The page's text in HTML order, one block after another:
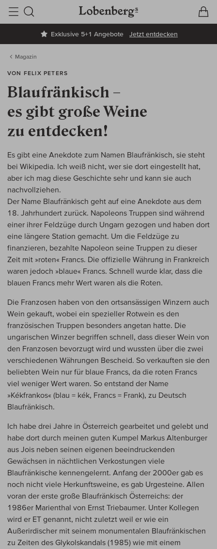
Exklusive 5+1 Angebote Jetzt entdecken
Suche
Magazin
VON FELIX PETERS
Blaufränkisch –
es gibt große Weine
zu entdecken!
Es gibt eine Anekdote zum Namen Blaufränkisch, sie steht
bei Wikipedia. Ich weiß nicht, wer sie dort eingestellt hat,
aber ich mag diese Geschichte sehr und kann sie auch
nachvollziehen.
Der Name Blaufränkisch geht auf eine Anekdote aus dem
18. Jahrhundert zurück. Napoleons Truppen sind während
einer ihrer Feldzüge durch Ungarn gezogen und haben dort
eine längere Station gemacht. Um die Feldzüge zu
finanzieren, bezahlte Napoleon seine Truppen zu dieser
Zeit mit »roten« Francs. Die offizielle Währung in Frankreich
waren jedoch »blaue« Francs. Schnell wurde klar, dass die
blauen Francs mehr Wert waren als die Roten.
Die Franzosen haben von den ortsansässigen Winzern auch
Wein gekauft, wobei ein spezieller Rotwein es den
französischen Truppen besonders angetan hatte. Die
ungarischen Winzer begriffen schnell, dass dieser Wein von
den Franzosen bevorzugt wird und wussten über die zwei
verschiedenen Währungen Bescheid. So verkauften sie den
beliebten Wein nur für blaue Francs, da die roten Francs
viel weniger Wert waren. So entstand der Name
»Kékfrankos« (blau = kék, Francs = Frank), zu Deutsch
Blaufränkisch.
Ich habe drei Jahre in Österreich gearbeitet und gelebt und
habe dort durch meinen guten Kumpel Markus Altenburger
aus Jois neben seinen eigenen beeindruckenden
Gewächsen in nächtlichen Verkostungen viele
Blaufränkische kennengelernt. Anfang der 2000er gab es
noch nicht viele Herkunftsweine, es gab Urgesteine. Allen
voran der erste große Blaufränkisch Österreichs: der
1986er Marienthal von Ernst Triebaumer. Unter Kollegen
wird er ET genannt, nicht zuletzt weil er wie ein
Außerirdischer mit seinem monumentalen Blaufränkischen
zu Zeiten des Glykolskandals (1985) wie mit einem